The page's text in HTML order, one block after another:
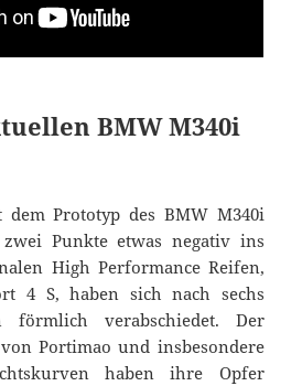
BMW M340i
Prototyp des BMW M340i
Punkte etwas negativ ins
High Performance Reifen,
4 S, haben sich nach sechs
förmlich verabschiedet. Der
Portimao und insbesondere
haben ihre Opfer